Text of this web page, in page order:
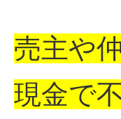
売主や
現金で